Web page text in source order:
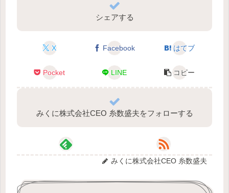
シェアする
X Facebook はてブ
Pocket LINE コピー
みくに株式会社CEO 糸数盛夫をフォローする
みくに株式会社CEO 糸数盛夫